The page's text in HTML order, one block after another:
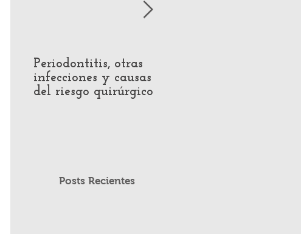
Periodontitis, otras
infecciones y causas
del riesgo quirúrgico
Posts Recientes